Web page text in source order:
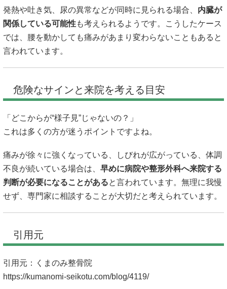
発熱や吐き気、尿の異常などが同時に見られる場合、 内臓が
関係している可能性も考えられるようです。こうしたケース
では、腰を動かしても痛みがあまり変わらないこともあると
言われています。
危険なサインと来院を考える目安
「どこからが“様子見”じゃないの？」
これは多くの方が迷うポイントですよね。
痛みが徐々に強くなっている、しびれが広がっている、体調
不良が続いている場合は、 早めに病院や整形外科へ来院する
判断が必要になることがあると言われています。無理に我慢
せず、専門家に相談することが大切だと考えられています。
引用元
引用元：くまのみ整骨院
https://kumanomi-seikotu.com/blog/4119/